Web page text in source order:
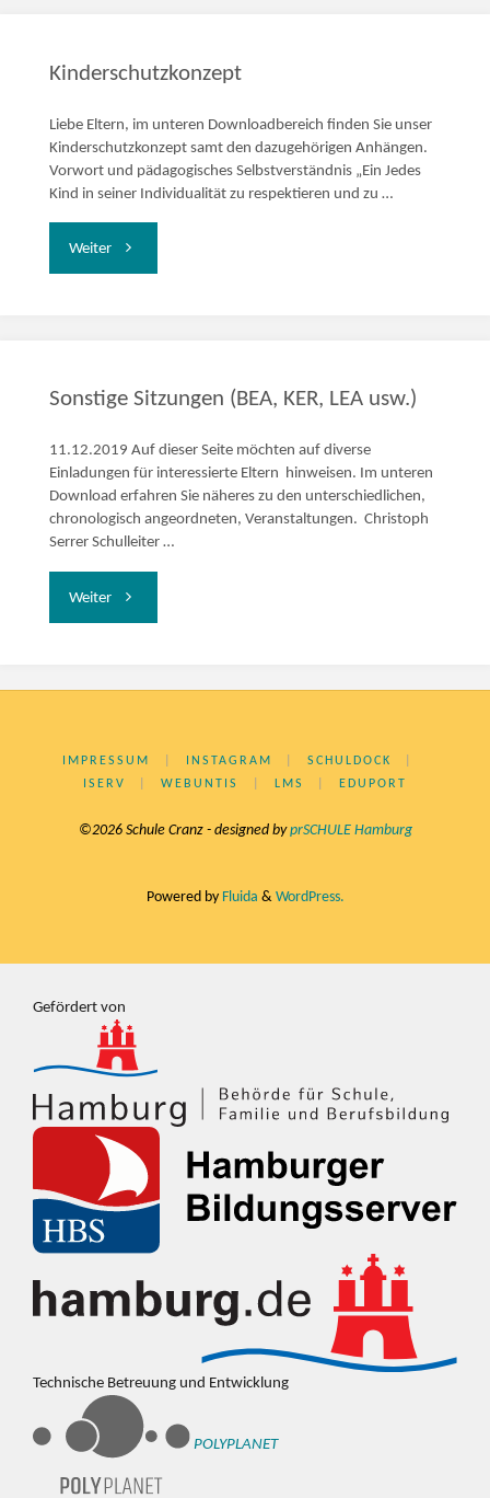
mein
Kind
kommt
Kinderschutzkonzept
Liebe Eltern, im unteren Downloadbereich finden Sie unser
Kinderschutzkonzept samt den dazugehörigen Anhängen.
Vorwort und pädagogisches Selbstverständnis „Ein Jedes
Kind in seiner Individualität zu respektieren und zu …
Weiter"Kinderschutzkonzept"
Sonstige Sitzungen (BEA, KER, LEA usw.)
11.12.2019 Auf dieser Seite möchten auf diverse
Einladungen für interessierte Eltern hinweisen. Im unteren
Download erfahren Sie näheres zu den unterschiedlichen,
chronologisch angeordneten, Veranstaltungen. Christoph
Serrer Schulleiter …
Weiter"Sonstige
(BEA,
LEA
IMPRESSUM INSTAGRAM SCHULDOCK
ISERV
WEBUNTIS LMS EDUPORT
©2026 Schule Cranz - designed byprSCHULE Hamburg
Powered byFluida & WordPress.
Gefördert von
Technische Betreuung und Entwicklung
POLYPLANET